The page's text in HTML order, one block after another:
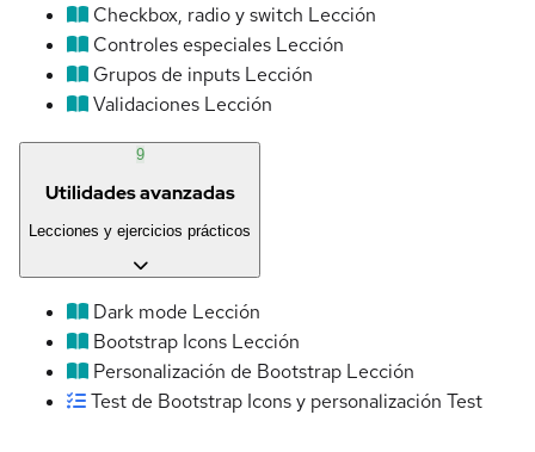
Checkbox, radio y switch Lección
Controles especiales Lección
Grupos de inputs Lección
Validaciones Lección
9
Utilidades avanzadas
Lecciones y ejercicios prácticos
Dark mode Lección
Bootstrap Icons Lección
Personalización de Bootstrap Lección
Test de Bootstrap Icons y personalización Test